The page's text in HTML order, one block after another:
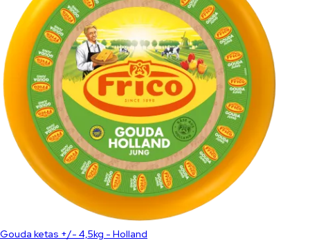
Gouda ketas +/- 4,5kg - Holland